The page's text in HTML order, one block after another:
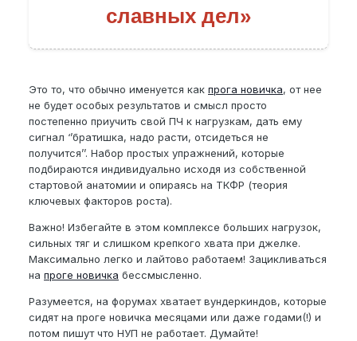
славных дел»
Это то, что обычно именуется как прога новичка, от нее
не будет особых результатов и смысл просто
постепенно приучить свой ПЧ к нагрузкам, дать ему
сигнал ‘’братишка, надо расти, отсидеться не
получится’’. Набор простых упражнений, которые
подбираются индивидуально исходя из собственной
стартовой анатомии и опираясь на ТКФР (теория
ключевых факторов роста).
Важно! Избегайте в этом комплексе больших нагрузок,
сильных тяг и слишком крепкого хвата при джелке.
Максимально легко и лайтово работаем! Зацикливаться
на проге новичка бессмысленно.
Разумеется, на форумах хватает вундеркиндов, которые
сидят на проге новичка месяцами или даже годами(!) и
потом пишут что НУП не работает. Думайте!